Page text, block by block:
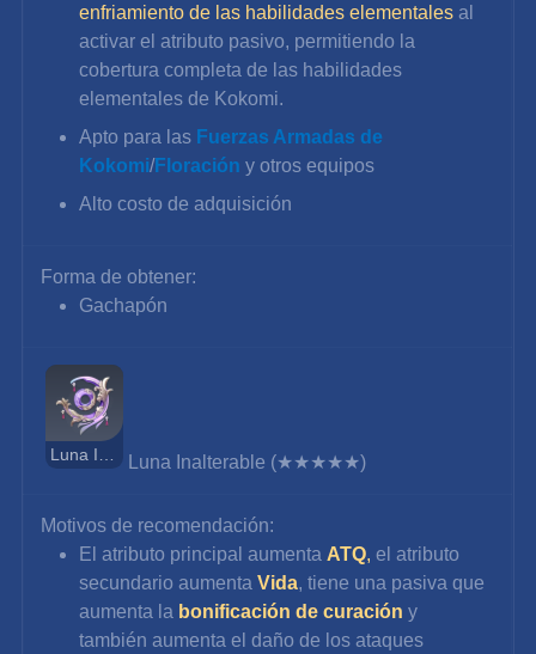
enfriamiento de las habilidades elementales al
activar el atributo pasivo, permitiendo la
cobertura completa de las habilidades
elementales de Kokomi.
Apto para las Fuerzas Armadas de
Kokomi/Floración y otros equipos
Alto costo de adquisición
Forma de obtener:
Gachapón
Luna Inalterable (★★★★★)
Motivos de recomendación:
El atributo principal aumenta ATQ, el atributo
secundario aumenta Vida, tiene una pasiva que
aumenta la bonificación de curación y
también aumenta el daño de los ataques